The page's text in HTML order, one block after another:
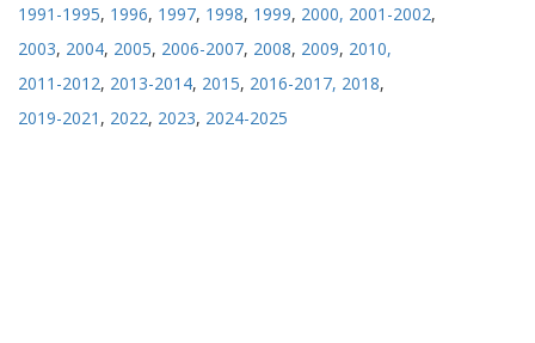
1991-1995, 1996, 1997, 1998, 1999, 2000, 2001-2002,
2003, 2004, 2005, 2006-2007, 2008, 2009, 2010,
2011-2012, 2013-2014, 2015, 2016-2017, 2018,
2019-2021 , 2022, 2023, 2024-2025